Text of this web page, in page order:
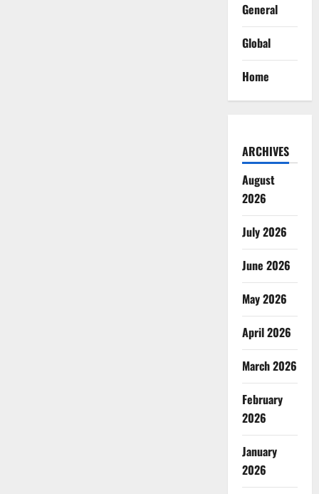
General
Global
Home
ARCHIVES
August
2026
July 2026
June 2026
May 2026
April 2026
March 2026
February
2026
January
2026